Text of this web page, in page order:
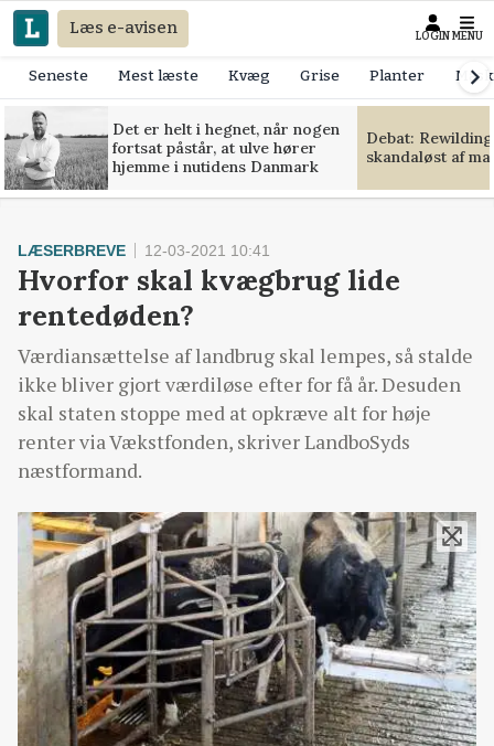
Læs e-avisen LOGIN MENU
Seneste Mest læste Kvæg Grise Planter
Det er helt i hegnet, når nogen
fortsat påstår, at ulve hører
hjemme i nutidens Danmark
Debat:
skandaløst af
LÆSERBREVE 12-03-2021 10:41
Hvorfor skal kvægbrug lide
rentedøden?
Værdiansættelse af landbrug skal lempes, så stalde
ikke bliver gjort værdiløse efter for få år. Desuden
skal staten stoppe med at opkræve alt for høje
renter via Vækstfonden, skriver LandboSyds
næstformand.